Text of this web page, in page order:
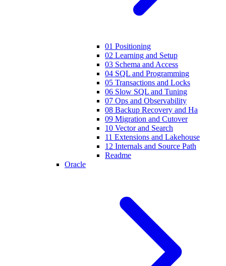
01 Positioning
02 Learning and Setup
03 Schema and Access
04 SQL and Programming
05 Transactions and Locks
06 Slow SQL and Tuning
07 Ops and Observability
08 Backup Recovery and Ha
09 Migration and Cutover
10 Vector and Search
11 Extensions and Lakehouse
12 Internals and Source Path
Readme
Oracle